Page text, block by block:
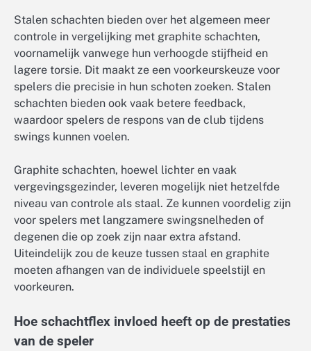
Stalen schachten bieden over het algemeen meer
controle in vergelijking met graphite schachten,
voornamelijk vanwege hun verhoogde stijfheid en
lagere torsie. Dit maakt ze een voorkeurskeuze voor
spelers die precisie in hun schoten zoeken. Stalen
schachten bieden ook vaak betere feedback,
waardoor spelers de respons van de club tijdens
swings kunnen voelen.
Graphite schachten, hoewel lichter en vaak
vergevingsgezinder, leveren mogelijk niet hetzelfde
niveau van controle als staal. Ze kunnen voordelig zijn
voor spelers met langzamere swingsnelheden of
degenen die op zoek zijn naar extra afstand.
Uiteindelijk zou de keuze tussen staal en graphite
moeten afhangen van de individuele speelstijl en
voorkeuren.
Hoe schachtflex invloed heeft op de prestaties
van de speler